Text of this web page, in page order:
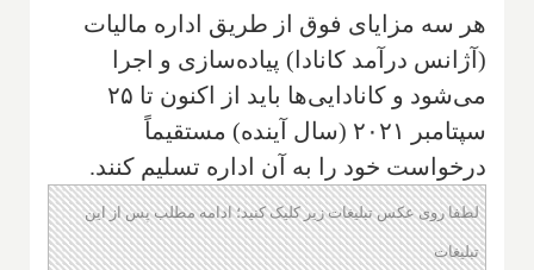
هر سه مزایای فوق از طریق اداره مالیات
(آژانس درآمد کانادا) پیاده‌سازی و اجرا
می‌شود و کانادایی‌ها باید از اکنون تا ۲۵
سپتامبر ۲۰۲۱ (سال آینده) مستقیماً
درخواست خود را به آن اداره تسلیم کنند.
لطفا روی عکس تبلیغات زیر کلیک کنید؛ ادامه مطلب پس از این
تبلیغات